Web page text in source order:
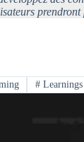
# Learnings